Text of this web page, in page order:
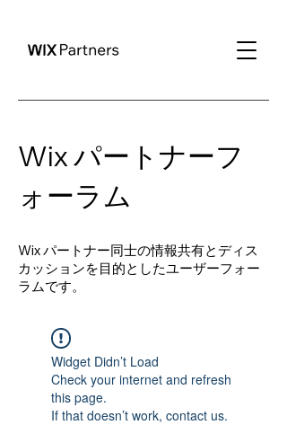
Wix パートナーフ
ォーラム
Wix パートナー同士の情報共有とディス
カッションを目的としたユーザーフォー
ラムです。
Widget Didn’t Load
Check your internet and refresh
this page.
If that doesn’t work, contact us.